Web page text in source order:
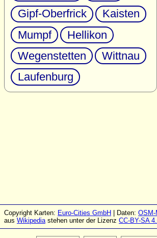
Gipf-Oberfrick
Kaisten
Mumpf
Hellikon
Wegenstetten
Wittnau
Laufenburg
Copyright Karten: Euro-Cities GmbH | Daten: OSM-
aus Wikipediastehen unter der Lizenz CC-BY-SA